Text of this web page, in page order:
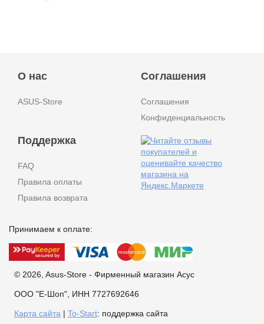
О нас
ASUS-Store
Соглашения
Соглашения
Конфиденциальность
Поддержка
FAQ
Правила оплаты
Правила возврата
Принимаем к оплате:
© 2026, Asus-Store - Фирменный магазин Асус
ООО "Е-Шоп", ИНН 7727692646
Карта сайта | To-Start: поддержка сайта